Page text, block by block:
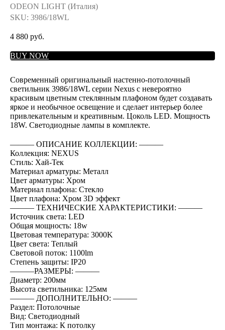
ODEON LIGHT (Италия)
SKU: 3986/18WL
4 880 руб.
BUY NOW
Современный оригинальный настенно-потолочный
светильник 3986/18WL серии Nexus с невероятно
красивым цветным стеклянным плафоном будет создавать
яркое и необычное освещение и сделает интерьер более
привлекательным и креативным. Цоколь LED. Мощность
18W. Светодиодные лампы в комплекте.
――― ОПИСАНИЕ КОЛЛЕКЦИИ: ―――
Коллекция: NEXUS
Стиль: Хай-Тек
Материал арматуры: Металл
Цвет арматуры: Хром
Материал плафона: Стекло
Цвет плафона: Хром 3D эффект
――― ТЕХНИЧЕСКИЕ ХАРАКТЕРИСТИКИ: ―――
Источник света: LED
Общая мощность: 18w
Цветовая температура: 3000K
Цвет света: Теплый
Световой поток: 1100lm
Степень защиты: IP20
―――РАЗМЕРЫ: ―――
Диаметр: 200мм
Высота светильника: 125мм
――― ДОПОЛНИТЕЛЬНО: ―――
Раздел: Потолочные
Вид: Светодиодный
Тип монтажа: К потолку